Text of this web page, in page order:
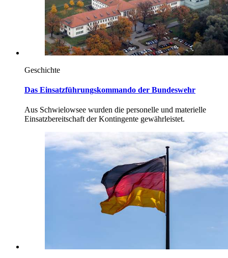
Geschichte
Das Einsatzführungskommando der Bundeswehr
Aus Schwielowsee wurden die personelle und materielle
Einsatzbereitschaft der Kontingente gewährleistet.